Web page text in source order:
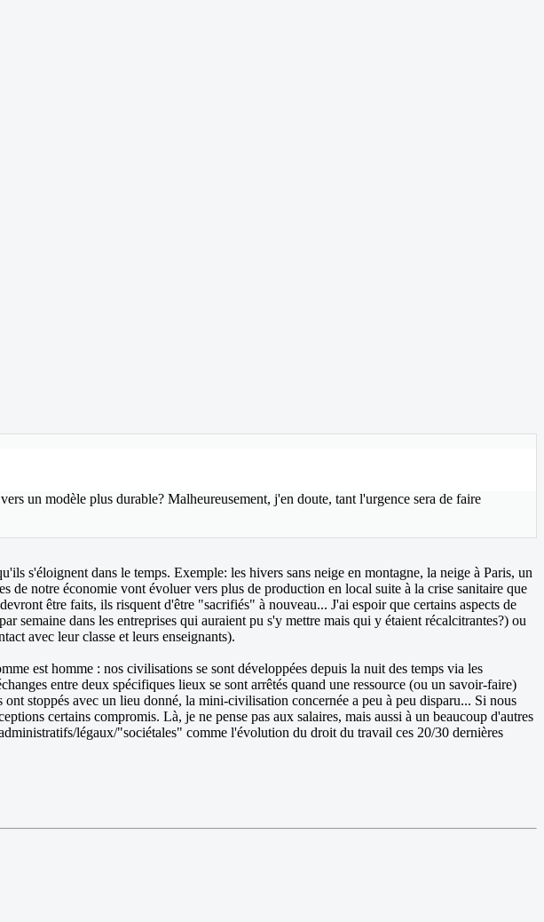
un modèle plus durable? Malheureusement, j'en doute, tant l'urgence sera de faire
s'éloignent dans le temps. Exemple: les hivers sans neige en montagne, la neige à Paris, un
de notre économie vont évoluer vers plus de production en local suite à la crise sanitaire que
être faits, ils risquent d'être "sacrifiés" à nouveau... J'ai espoir que certains aspects de
semaine dans les entreprises qui auraient pu s'y mettre mais qui y étaient récalcitrantes?) ou
avec leur classe et leurs enseignants).
est homme : nos civilisations se sont développées depuis la nuit des temps via les
entre deux spécifiques lieux se sont arrêtés quand une ressource (ou un savoir-faire)
stoppés avec un lieu donné, la mini-civilisation concernée a peu à peu disparu... Si nous
certains compromis. Là, je ne pense pas aux salaires, mais aussi à un beaucoup d'autres
légaux/"sociétales" comme l'évolution du droit du travail ces 20/30 dernières